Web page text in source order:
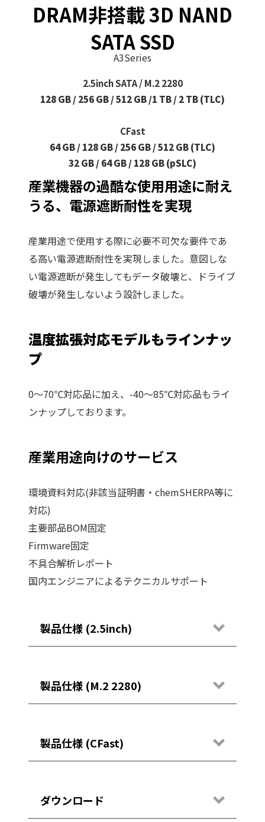
DRAM非搭載 3D NAND
SATA SSD
A3Series
2.5inch SATA / M.2 2280
128 GB / 256 GB / 512 GB /1 TB / 2 TB (TLC)
CFast
64 GB / 128 GB / 256 GB / 512 GB (TLC)
32 GB / 64 GB / 128 GB (pSLC)
産業機器の過酷な使用用途に耐え
うる、電源遮断耐性を実現
産業用途で使用する際に必要不可欠な要件であ
る高い電源遮断耐性を実現しました。意図しな
い電源遮断が発生してもデータ破壊と、ドライブ
破壊が発生しないよう設計しました。
温度拡張対応モデルもラインナッ
プ
0～70℃対応品に加え、-40～85℃対応品もライ
ンナップしております。
産業用途向けのサービス
環境資料対応(非該当証明書・chemSHERPA等に
対応)
主要部品BOM固定
Firmware固定
不具合解析レポート
国内エンジニアによるテクニカルサポート
製品仕様 (2.5inch)
NA32H*0000*128G (128 GB)
NA32H*0000*001T (1 TB)
NA32H*0000*002T (2 TB)
SATA up to 6Gbps
製品仕様 (M.2 2280)
NA3M2*0000*128G (128 GB)
NA3M2*0000*001T (1 TB)
NA3M2*0000*002T (2 TB)
製品仕様 (CFast)
NA3CAE0*00*032G (32GB)
ダウンロード